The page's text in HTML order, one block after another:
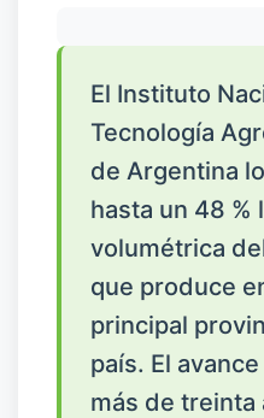
El Instituto
Tecnología
de Argentina
hasta un 48 %
volumétrica
que produce
principal
país. El
más de treinta